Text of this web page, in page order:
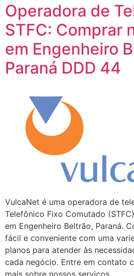
Operadora de
STFC: Comprar
em Engenheiro
Paraná DDD 44
VulcaNet é uma operadora de
Telefônico Fixo Comutado
em Engenheiro Beltrão, Paraná.
fácil e conveniente com uma
planos para atender às
cada negócio. Entre em contato
mais sobre nossos serviços.